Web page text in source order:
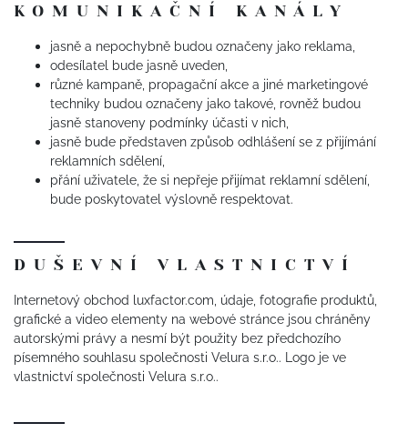
KOMUNIKAČNÍ KANÁLY
jasně a nepochybně budou označeny jako reklama,
odesílatel bude jasně uveden,
různé kampaně, propagační akce a jiné marketingové
techniky budou označeny jako takové, rovněž budou
jasně stanoveny podmínky účasti v nich,
jasně bude představen způsob odhlášení se z přijímání
reklamních sdělení,
přání uživatele, že si nepřeje přijímat reklamní sdělení,
bude poskytovatel výslovně respektovat.
DUŠEVNÍ VLASTNICTVÍ
Internetový obchod luxfactor.com, údaje, fotografie produktů,
grafické a video elementy na webové stránce jsou chráněny
autorskými právy a nesmí být použity bez předchozího
písemného souhlasu společnosti Velura s.r.o.. Logo je ve
vlastnictví společnosti Velura s.r.o..